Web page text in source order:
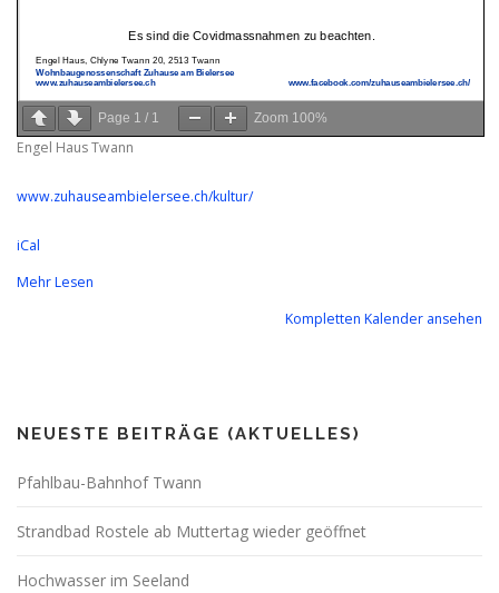
Page 1 / 1 Zoom 100%
Engel Haus Twann
www.zuhauseambielersee.ch/kultur/
iCal
Mehr Lesen
Kompletten Kalender ansehen
NEUESTE BEITRÄGE (AKTUELLES)
Pfahlbau-Bahnhof Twann
Strandbad Rostele ab Muttertag wieder geöffnet
Hochwasser im Seeland